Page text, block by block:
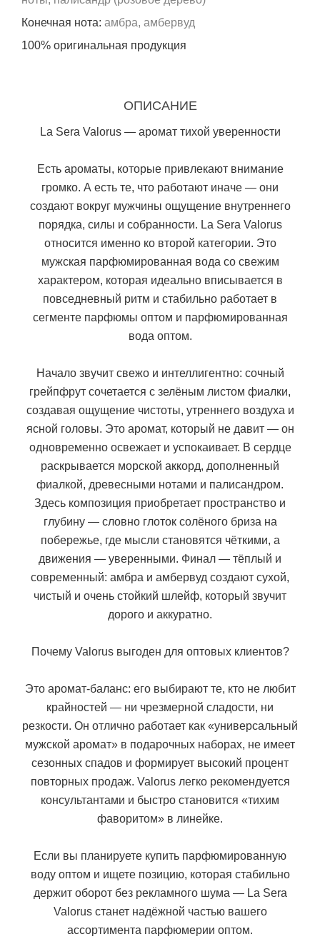
Конечная нота: амбра, амбервуд
100% оригинальная продукция
ОПИСАНИЕ
La Sera Valorus — аромат тихой уверенности
Есть ароматы, которые привлекают внимание
громко. А есть те, что работают иначе — они
создают вокруг мужчины ощущение внутреннего
порядка, силы и собранности. La Sera Valorus
относится именно ко второй категории. Это
мужская парфюмированная вода со свежим
характером, которая идеально вписывается в
повседневный ритм и стабильно работает в
сегменте парфюмы оптом и парфюмированная
вода оптом.
Начало звучит свежо и интеллигентно: сочный
грейпфрут сочетается с зелёным листом фиалки,
создавая ощущение чистоты, утреннего воздуха и
ясной головы. Это аромат, который не давит — он
одновременно освежает и успокаивает. В сердце
раскрывается морской аккорд, дополненный
фиалкой, древесными нотами и палисандром.
Здесь композиция приобретает пространство и
глубину — словно глоток солёного бриза на
побережье, где мысли становятся чёткими, а
движения — уверенными. Финал — тёплый и
современный: амбра и амбервуд создают сухой,
чистый и очень стойкий шлейф, который звучит
дорого и аккуратно.
Почему Valorus выгоден для оптовых клиентов?
Это аромат-баланс: его выбирают те, кто не любит
крайностей — ни чрезмерной сладости, ни
резкости. Он отлично работает как «универсальный
мужской аромат» в подарочных наборах, не имеет
сезонных спадов и формирует высокий процент
повторных продаж. Valorus легко рекомендуется
консультантами и быстро становится «тихим
фаворитом» в линейке.
Если вы планируете купить парфюмированную
воду оптом и ищете позицию, которая стабильно
держит оборот без рекламного шума — La Sera
Valorus станет надёжной частью вашего
ассортимента парфюмерии оптом.